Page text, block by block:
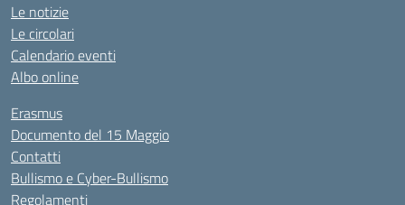
Le notizie
Le circolari
Calendario eventi
Albo online
Erasmus
Documento del 15 Maggio
Contatti
Bullismo e Cyber-Bullismo
Regolamenti